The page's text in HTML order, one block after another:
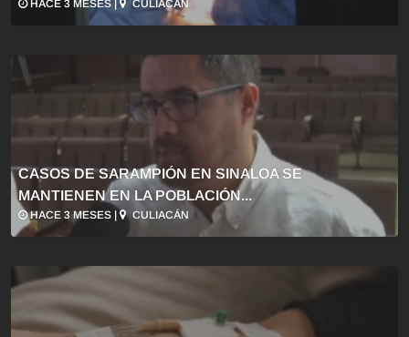
HACE 3 MESES | CULIACÁN
CASOS DE SARAMPIÓN EN SINALOA SE
MANTIENEN EN LA POBLACIÓN...
HACE 3 MESES | CULIACÁN